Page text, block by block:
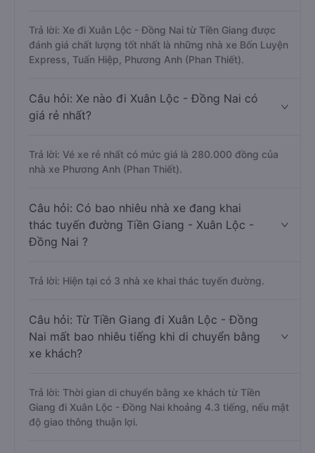
Trả lời: Xe đi Xuân Lộc - Đồng Nai từ Tiền Giang được
đánh giá chất lượng tốt nhất là những nhà xe Bốn Luyện
Express, Tuấn Hiệp, Phương Anh (Phan Thiết).
Câu hỏi: Xe nào đi Xuân Lộc - Đồng Nai có
giá rẻ nhất?
Trả lời: Vé xe rẻ nhất có mức giá là 280.000 đồng của
nhà xe Phương Anh (Phan Thiết).
Câu hỏi: Có bao nhiêu nhà xe đang khai
thác tuyến đường Tiền Giang - Xuân Lộc -
Đồng Nai ?
Trả lời: Hiện tại có 3 nhà xe khai thác tuyến đường.
Câu hỏi: Từ Tiền Giang đi Xuân Lộc - Đồng
Nai mất bao nhiêu tiếng khi di chuyển bằng
xe khách?
Trả lời: Thời gian di chuyển bằng xe khách từ Tiền
Giang đi Xuân Lộc - Đồng Nai khoảng 4.3 tiếng, nếu mật
độ giao thông thuận lợi.